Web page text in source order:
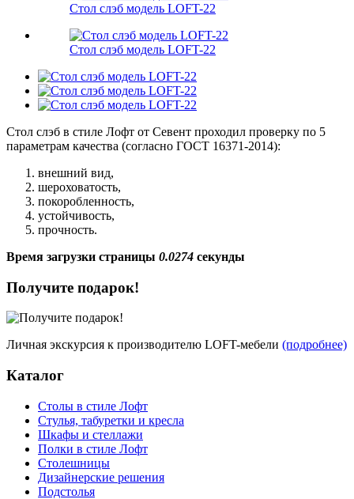
Стол слэб модель LOFT-22
Стол слэб модель LOFT-22
Стол слэб в стиле Лофт от Севент проходил проверку по 5
параметрам качества (согласно ГОСТ 16371-2014):
внешний вид,
шероховатость,
покоробленность,
устойчивость,
прочность.
Время загрузки страницы 0.0274 секунды
Получите подарок!
Личная экскурсия к производителю LOFT-мебели (подробнее)
Каталог
Столы в стиле Лофт
Стулья, табуретки и кресла
Шкафы и стеллажи
Полки в стиле Лофт
Столешницы
Дизайнерские решения
Подстолья